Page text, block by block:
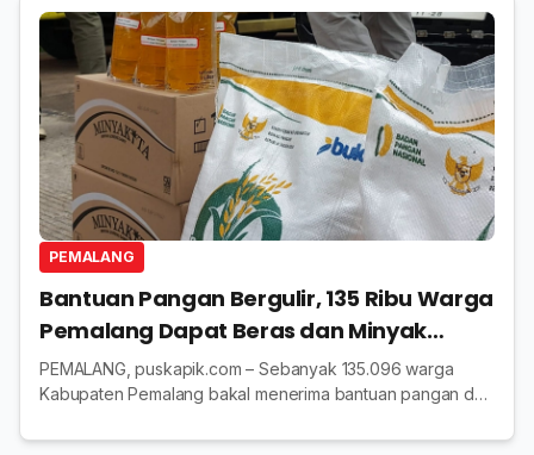
PEMALANG
Bantuan Pangan Bergulir, 135 Ribu Warga
Pemalang Dapat Beras dan Minyak
Goreng
PEMALANG, puskapik.com – Sebanyak 135.096 warga
Kabupaten Pemalang bakal menerima bantuan pangan dari
ini berupa 20 kilogram beras dan 4 liter miny...